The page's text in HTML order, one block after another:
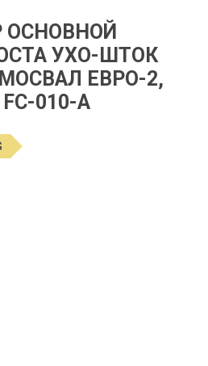
ОСНОВНОЙ
УХО-ШТОК
ЕВРО-2,
010-A